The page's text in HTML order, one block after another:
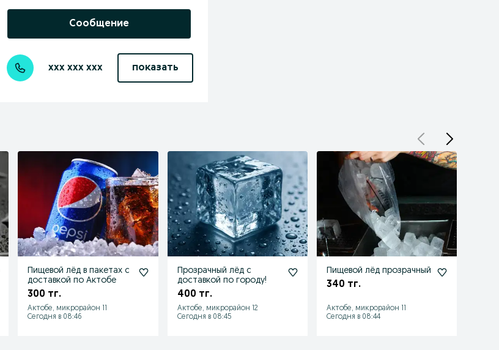
Сообщение
xxx xxx xxx показать
Пищевой лёд в пакетах с
доставкой по Актобе
300 тг.
Актобе, микрорайон 11
Сегодня в 08:46
Прозрачный лёд с
доставкой по городу!
400 тг.
Актобе, микрорайон 12
Сегодня в 08:45
Пищевой лёд прозрачный
340 тг.
Актобе, микрорайон 11
Сегодня в 08:44